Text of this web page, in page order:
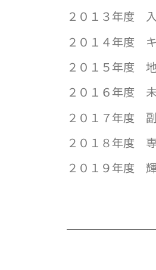
２０１３年度
２０１４年度
２０１５年度
２０１６年度
２０１７年度
２０１８年度 専
２０１９年度